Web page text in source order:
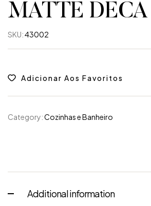
MATTE DECA
SKU:43002
Adicionar Aos Favoritos
Category:Cozinhas e Banheiro
Additional information